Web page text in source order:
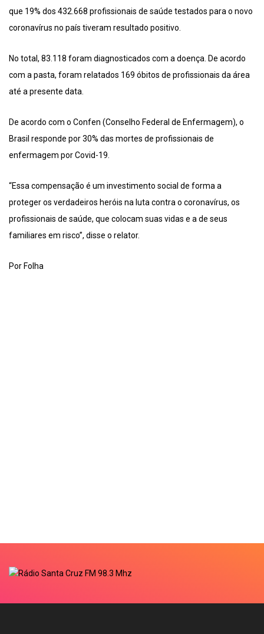
que 19% dos 432.668 profissionais de saúde testados para o novo
coronavírus no país tiveram resultado positivo.
No total, 83.118 foram diagnosticados com a doença. De acordo
com a pasta, foram relatados 169 óbitos de profissionais da área
até a presente data.
De acordo com o Confen (Conselho Federal de Enfermagem), o
Brasil responde por 30% das mortes de profissionais de
enfermagem por Covid-19.
“Essa compensação é um investimento social de forma a
proteger os verdadeiros heróis na luta contra o coronavírus, os
profissionais de saúde, que colocam suas vidas e a de seus
familiares em risco”, disse o relator.
Por Folha